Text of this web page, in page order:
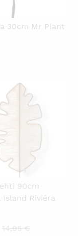
30cm Mr Plant
PIKANÄKYMÄ
90cm
Island Riviéra
Nykyinen
14,95€